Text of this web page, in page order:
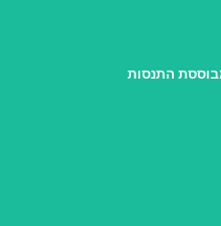
התנסות
ולהתאים לו את הדרך.